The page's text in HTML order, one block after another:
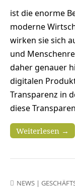
ist die enorme
moderne
wirken sie sich
und
daher genauer
digitalen
Transparenz in
diese
Weiterlesen →
NEWS |